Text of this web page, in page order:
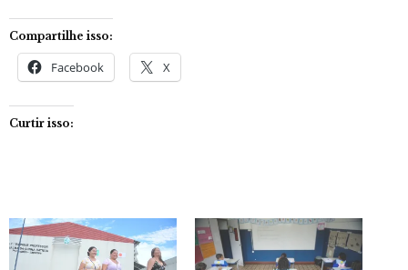
Compartilhe isso:
Facebook X
Curtir isso: